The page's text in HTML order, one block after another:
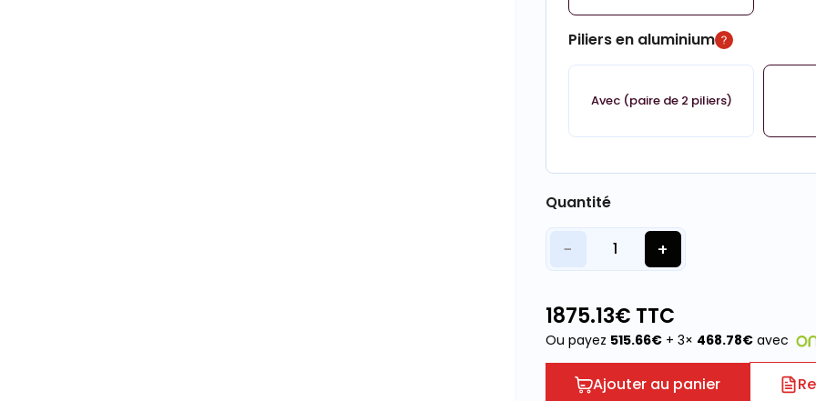
Piliers en aluminium
Avec (paire de 2 piliers)
Quantité
− 1 +
1875.13€ TTC
Ou payez 515.66€+ 3× 468.78€ avec
Ajouter au panier